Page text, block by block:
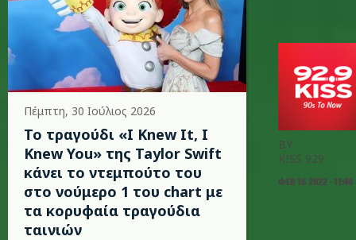
Πέμπτη, 30 Ιούλιος 2026
Το τραγούδι «I Knew It, I
Knew You» της Taylor Swift
κάνει το ντεμπούτο του
στο νούμερο 1 του chart με
τα κορυφαία τραγούδια
ταινιών
BY
KISS 929
ΦΕΒ 16 2022 - 11:40